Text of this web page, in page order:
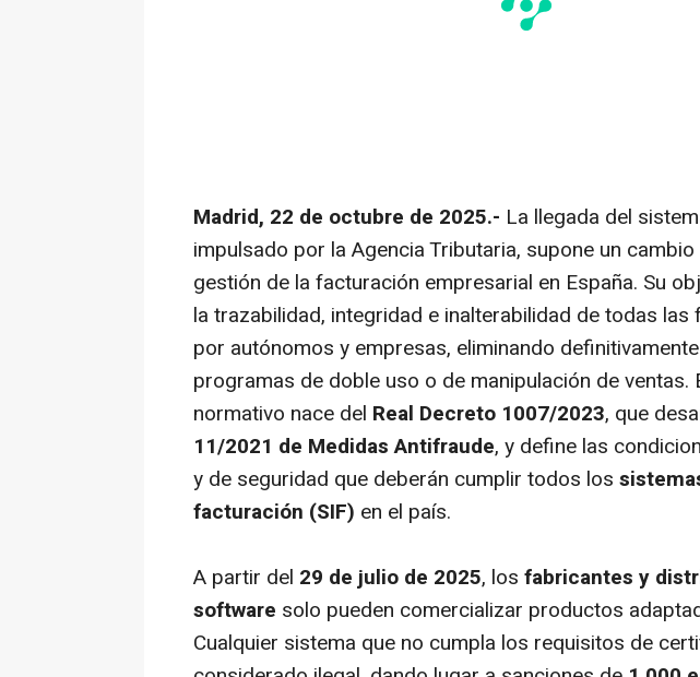
Madrid, 22 de octubre de 2025.- La llegada del
impulsado por la Agencia Tributaria, supone un
gestión de la facturación empresarial en España. Su
la trazabilidad, integridad e inalterabilidad de todas
por autónomos y empresas, eliminando
programas de doble uso o de manipulación de ventas.
normativo nace del Real Decreto 1007/2023, que
11/2021 de Medidas Antifraude, y define las
y de seguridad que deberán cumplir todos los
facturación (SIF) en el país.
A partir del 29 de julio de 2025, los fabricantes y
software solo pueden comercializar productos
Cualquier sistema que no cumpla los requisitos de